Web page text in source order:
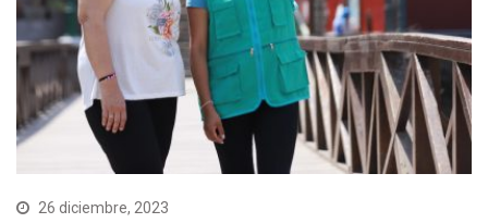
26 diciembre, 2023